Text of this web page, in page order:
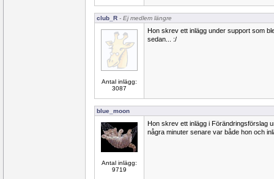
club_R - Ej medlem längre
Antal inlägg:
3087
Hon skrev ett inlägg under support som
sedan... :/
blue_moon
Antal inlägg:
9719
Hon skrev ett inlägg i Förändringsförslag
några minuter senare var både hon och